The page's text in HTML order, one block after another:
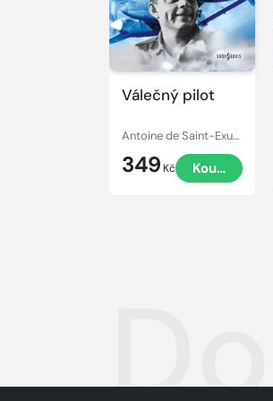
Válečný pilot
Antoine de Saint-Exupéry
349 Kč Koupit